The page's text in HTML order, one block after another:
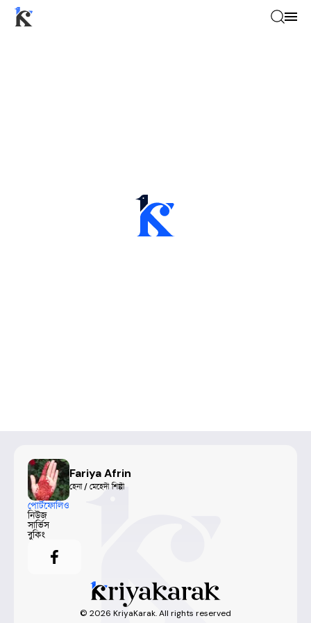
Fariya Afrin
হেনা / মেহেদী শিল্পী
পোর্টফোলিও
নিউজ
সার্ভিস
বুকিং
© 2026 KriyaKarak. All rights reserved